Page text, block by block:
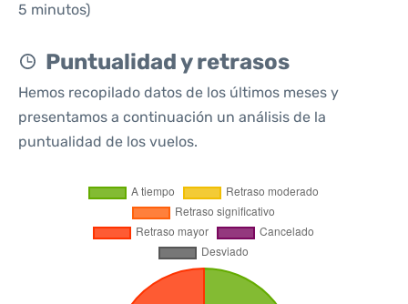
5 minutos)
Puntualidad y retrasos
Hemos recopilado datos de los últimos meses y
presentamos a continuación un análisis de la
puntualidad de los vuelos.